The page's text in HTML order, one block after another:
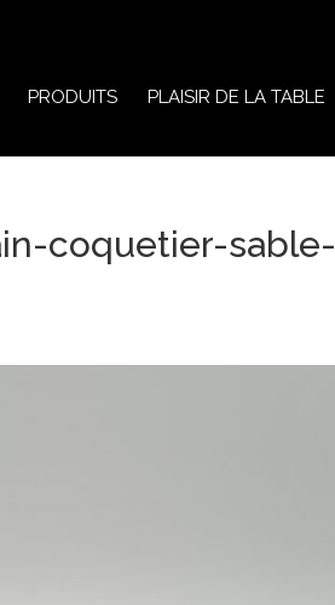
PRODUITS PLAISIR DE LA TABLE
coquetier-sable-